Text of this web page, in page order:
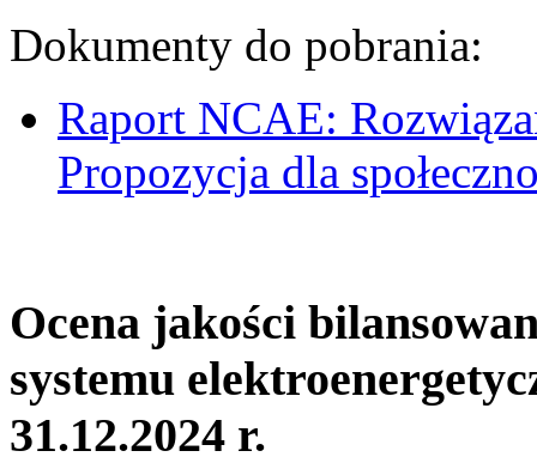
Dokumenty do pobrania:
Raport NCAE:
Propozycja dla
Ocena jakości
systemu
31.12.2024 r.